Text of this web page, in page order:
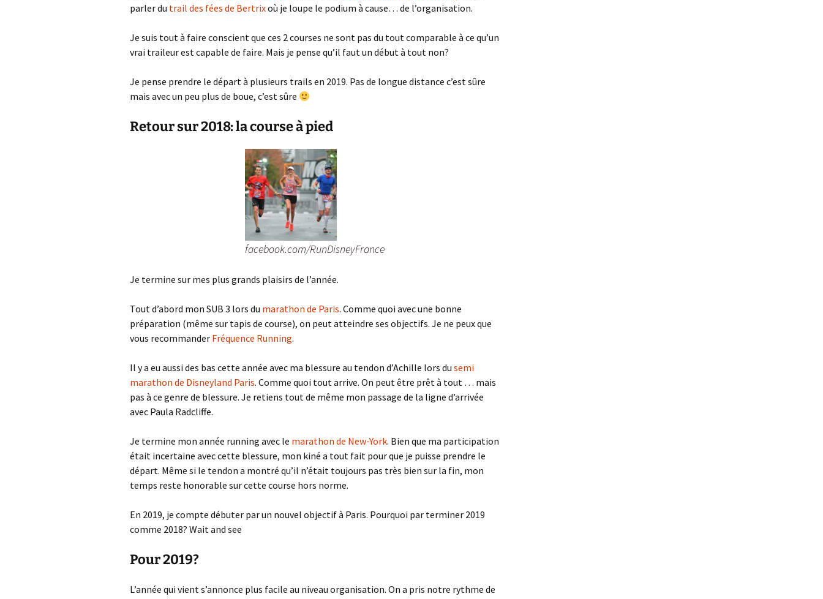
parler du trail des fées de Bertrixoù je loupe le podium à cause… de l’organisation.
Je suis tout à faire conscient que ces 2 courses ne sont pas du tout comparable à ce qu’un
vrai traileur est capable de faire. Mais je pense qu’il faut un début à tout non?
Je pense prendre le départ à plusieurs trails en 2019. Pas de longue distance c’est sûre
mais avec un peu plus de boue, c’est sûre
Retour sur 2018: la course à pied
facebook.com/RunDisneyFrance
Je termine sur mes plus grands plaisirs de l’année.
Tout d’abord mon SUB 3 lors du marathon de Paris. Comme quoi avec une bonne
préparation (même sur tapis de course), on peut atteindre ses objectifs. Je ne peux que
vous recommander Fréquence Running.
Il y a eu aussi des bas cette année avec ma blessure au tendon d’Achille lors du semi
marathon de Disneyland Paris. Comme quoi tout arrive. On peut être prêt à tout … mais
pas à ce genre de blessure. Je retiens tout de même mon passage de la ligne d’arrivée
avec Paula Radcliffe.
Je termine mon année running avec le marathon de New-York. Bien que ma participation
était incertaine avec cette blessure, mon kiné a tout fait pour que je puisse prendre le
départ. Même si le tendon a montré qu’il n’était toujours pas très bien sur la fin, mon
temps reste honorable sur cette course hors norme.
En 2019, je compte débuter par un nouvel objectif à Paris. Pourquoi par terminer 2019
comme 2018? Wait and see
Pour 2019?
L’année qui vient s’annonce plus facile au niveau organisation. On a pris notre rythme de